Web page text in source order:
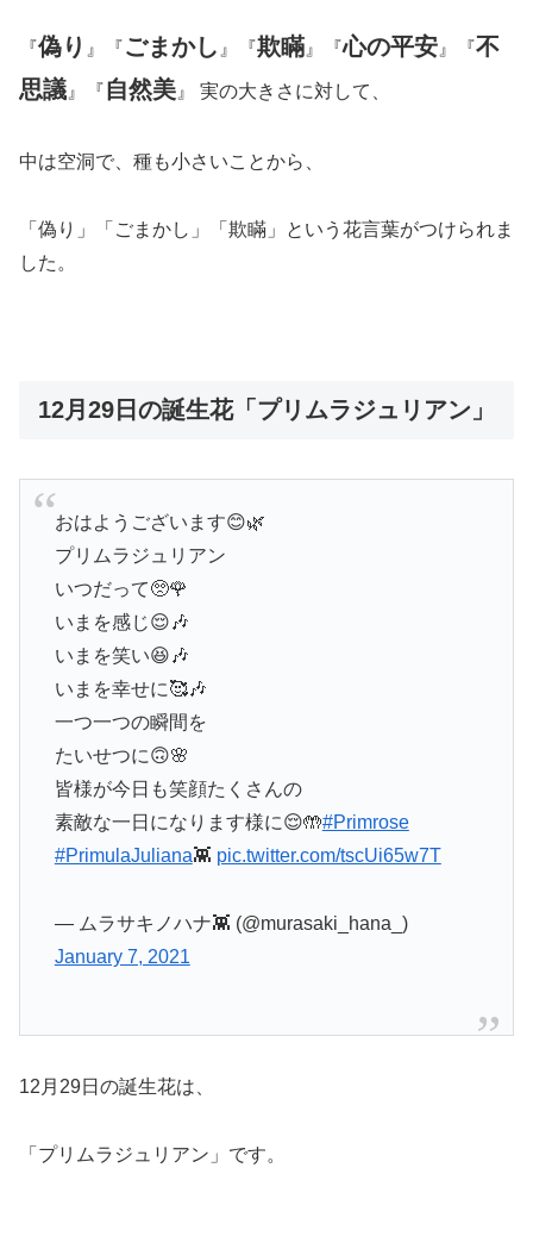
『偽り 』『ごまかし 』『欺瞞 』『心の平安 』『不
思議 』『自然美 』 実の大きさに対して、
中は空洞で、種も小さいことから、
「偽り」「ごまかし」「欺瞞」という花言葉がつけられま
した。
12月29日の誕生花「プリムラジュリアン」
おはようございます😊🌿
プリムラジュリアン
いつだって🥺🌹
いまを感じ😌🎶
いまを笑い😆🎶
いまを幸せに🥰🎶
一つ一つの瞬間を
たいせつに🙃🌸
皆様が今日も笑顔たくさんの
素敵な一日になります様に😌🤲#Primrose
#PrimulaJuliana👾 pic.twitter.com/tscUi65w7T
— ムラサキノハナ👾 (@murasaki_hana_)
January 7, 2021
12月29日の誕生花は、
「プリムラジュリアン」です。